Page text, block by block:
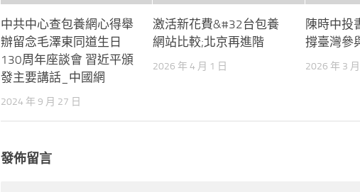
中共中心查包養網心得舉
辦留念毛澤東同道生日
130周年座談會 習近平頒
發主要講話_中國網
2024 年 9 月 27 日
激活新花費&#32台包養
網站比較;北京再進階
2026 年 4 月 1 日
陳時中投
撐臺灣參
2026 年 3
發佈留言